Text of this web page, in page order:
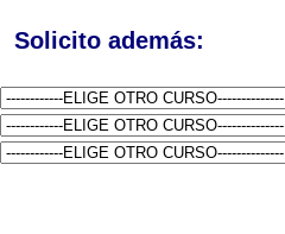
Solicito además: